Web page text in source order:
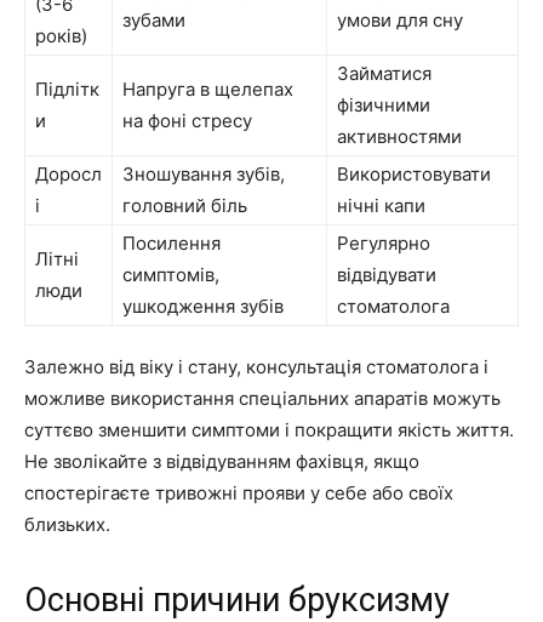
років)
зубами
умови для сну
Підлітк
и
Напруга в щелепах
на фоні стресу
Займатися
фізичними
активностями
Доросл
і
Зношування зубів,
головний біль
Використовувати
нічні капи
Літні
люди
Посилення
симптомів,
ушкодження зубів
Регулярно
відвідувати
стоматолога
Залежно від віку і стану, консультація стоматолога і
можливе використання спеціальних апаратів можуть
суттєво зменшити симптоми і покращити якість життя.
Не зволікайте з відвідуванням фахівця, якщо
спостерігаєте тривожні прояви у себе або своїх
близьких.
Основні причини бруксизму